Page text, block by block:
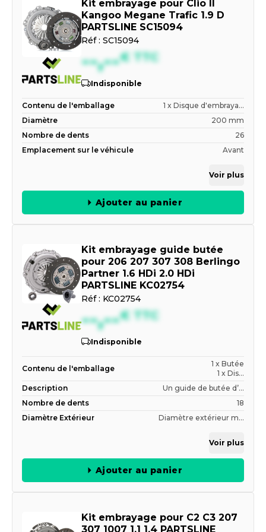
Kit embrayage pour Clio II
Kangoo Megane Trafic 1.9 D
PARTSLINE SC15094
Réf : SC15094
--,--€ TTC
Indisponible
Contenu de l'emballage
1 x Disque d'embraya...
Diamètre
200 mm
Nombre de dents
26
Emplacement sur le véhicule
Avant
Voir plus
Ajouter au panier
Kit embrayage guide butée
pour 206 207 307 308 Berlingo
Partner 1.6 HDi 2.0 HDi
PARTSLINE KC02754
Réf : KC02754
--,--€ TTC
Indisponible
Contenu de l'emballage
1 x Butée
1 x Dis...
Description
Un guide de butée d’...
Nombre de dents
18
Diamètre Extérieur
Diamètre extérieur m...
Voir plus
Ajouter au panier
Kit embrayage pour C2 C3 207
307 1007 1.1 1.4 PARTSLINE